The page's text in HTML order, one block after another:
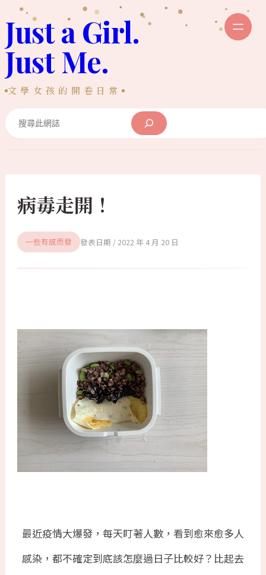
至
主
內
容
Just a Girl.
Just Me.
文學女孩的開卷日常
病毒走開！
一些有感而發 2022 年 4 月 20 日
最近疫情大爆發，每天盯著人數，看到愈來愈多人
感染，都不確定到底該怎麼過日子比較好？比起去